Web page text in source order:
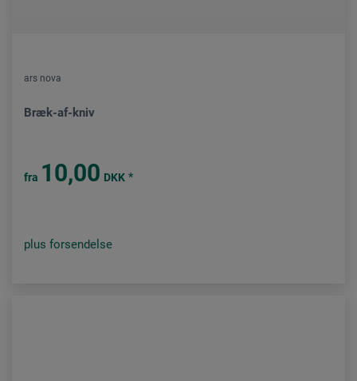
ars nova
Bræk-af-kniv
fra 10,00 DKK *
plus forsendelse